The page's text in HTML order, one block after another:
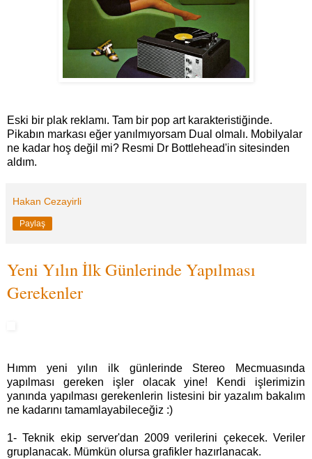
Eski bir plak reklamı. Tam bir pop art karakteristiğinde.
Pikabın markası eğer yanılmıyorsam Dual olmalı. Mobilyalar
ne kadar hoş değil mi? Resmi Dr Bottlehead'in sitesinden
aldım.
Hakan Cezayirli
Paylaş
Yeni Yılın İlk Günlerinde Yapılması
Gerekenler
Hımm yeni yılın ilk günlerinde Stereo Mecmuasında
yapılması gereken işler olacak yine! Kendi işlerimizin
yanında yapılması gerekenlerin listesini bir yazalım bakalım
ne kadarını tamamlayabileceğiz :)
1- Teknik ekip server'dan 2009 verilerini çekecek. Veriler
gruplanacak. Mümkün olursa grafikler hazırlanacak.